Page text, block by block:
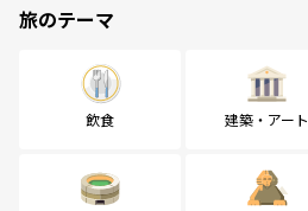
旅のテーマ
飲食 建築・アート